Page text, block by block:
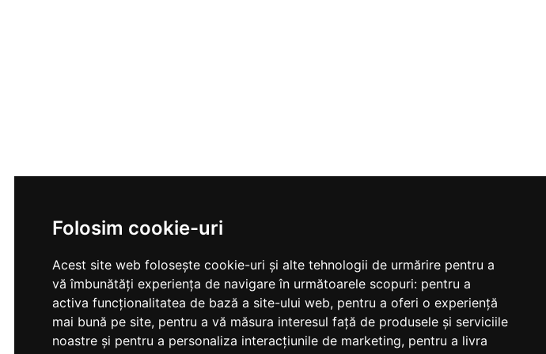
Folosim cookie-uri
Acest site web folosește cookie-uri și alte tehnologii de urmărire pentru a
vă îmbunătăți experiența de navigare în următoarele scopuri: pentru a
activa funcționalitatea de bază a site-ului web, pentru a oferi o experiență
mai bună pe site, pentru a vă măsura interesul față de produsele și serviciile
noastre și pentru a personaliza interacțiunile de marketing, pentru a livra